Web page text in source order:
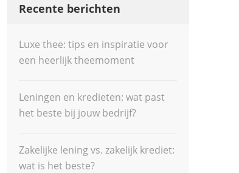
Recente berichten
Luxe thee: tips en inspiratie voor
een heerlijk theemoment
Leningen en kredieten: wat past
het beste bij jouw bedrijf?
Zakelijke lening vs. zakelijk krediet:
wat is het beste?